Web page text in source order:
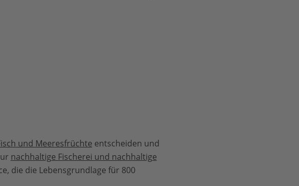
und Meeresfrüchte entscheiden und
nachhaltige Fischerei und nachhaltige
die die Lebensgrundlage für 800